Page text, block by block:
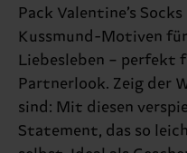
Pack Valentine’s
Kussmund-Motiven
Liebesleben – perfekt
Partnerlook. Zeig der
sind: Mit diesen
Statement, das so